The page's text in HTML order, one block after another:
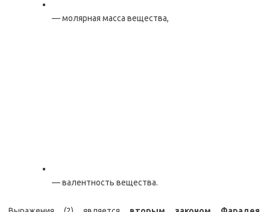
— молярная масса вещества,
— валентность вещества.